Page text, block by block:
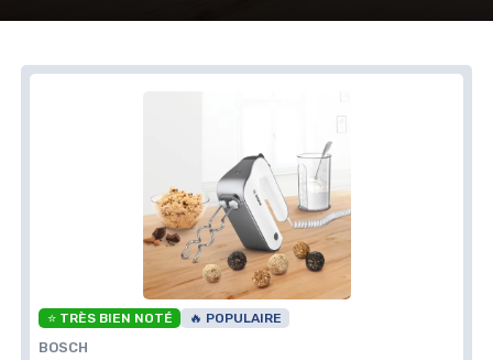
⭐ TRÈS BIEN NOTÉ 🔥 POPULAIRE
BOSCH